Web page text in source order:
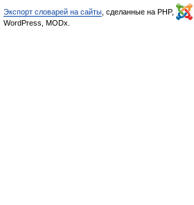
Экспорт словарей на сайты , сделанные на PHP,
WordPress, MODx.